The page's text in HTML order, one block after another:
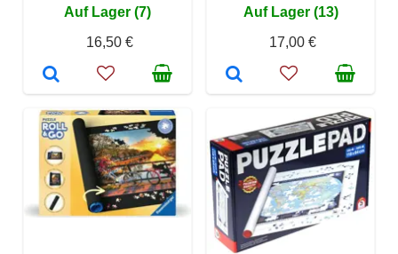
Auf Lager (7)
16,50 €
Auf Lager (13)
17,00 €